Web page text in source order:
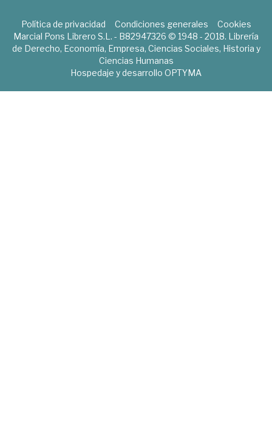
Política de privacidad Condiciones generales
Cookies
Marcial Pons Librero S.L. - B82947326 © 1948 - 2018. Librería
de Derecho, Economía, Empresa, Ciencias Sociales, Historia y
Ciencias Humanas
Hospedaje y desarrollo OPTYMA